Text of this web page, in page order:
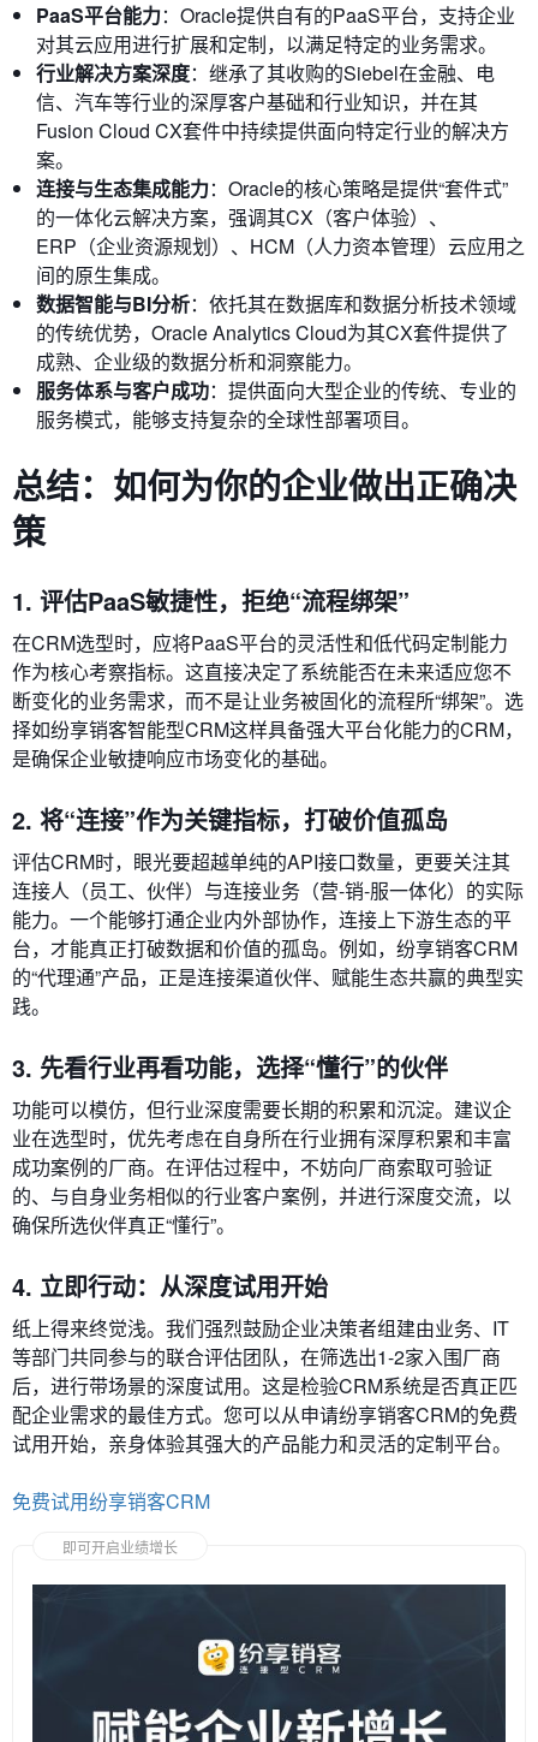
PaaS平台能力：Oracle提供自有的PaaS平台，支持企业
对其云应用进行扩展和定制，以满足特定的业务需求。
行业解决方案深度：继承了其收购的Siebel在金融、电
信、汽车等行业的深厚客户基础和行业知识，并在其
Fusion Cloud CX套件中持续提供面向特定行业的解决方
案。
连接与生态集成能力：Oracle的核心策略是提供“套件式”
的一体化云解决方案，强调其CX（客户体验）、
ERP（企业资源规划）、HCM（人力资本管理）云应用之
间的原生集成。
数据智能与BI分析：依托其在数据库和数据分析技术领域
的传统优势，Oracle Analytics Cloud为其CX套件提供了
成熟、企业级的数据分析和洞察能力。
服务体系与客户成功：提供面向大型企业的传统、专业的
服务模式，能够支持复杂的全球性部署项目。
总结：如何为你的企业做出正确决
策
1. 评估PaaS敏捷性，拒绝“流程绑架”
在CRM选型时，应将PaaS平台的灵活性和低代码定制能力
作为核心考察指标。这直接决定了系统能否在未来适应您不
断变化的业务需求，而不是让业务被固化的流程所“绑架”。选
择如纷享销客智能型CRM这样具备强大平台化能力的CRM，
是确保企业敏捷响应市场变化的基础。
2. 将“连接”作为关键指标，打破价值孤岛
评估CRM时，眼光要超越单纯的API接口数量，更要关注其
连接人（员工、伙伴）与连接业务（营-销-服一体化）的实际
能力。一个能够打通企业内外部协作，连接上下游生态的平
台，才能真正打破数据和价值的孤岛。例如，纷享销客CRM
的“代理通”产品，正是连接渠道伙伴、赋能生态共赢的典型实
践。
3. 先看行业再看功能，选择“懂行”的伙伴
功能可以模仿，但行业深度需要长期的积累和沉淀。建议企
业在选型时，优先考虑在自身所在行业拥有深厚积累和丰富
成功案例的厂商。在评估过程中，不妨向厂商索取可验证
的、与自身业务相似的行业客户案例，并进行深度交流，以
确保所选伙伴真正“懂行”。
4. 立即行动：从深度试用开始
纸上得来终觉浅。我们强烈鼓励企业决策者组建由业务、IT
等部门共同参与的联合评估团队，在筛选出1-2家入围厂商
后，进行带场景的深度试用。这是检验CRM系统是否真正匹
配企业需求的最佳方式。您可以从申请纷享销客CRM的免费
试用开始，亲身体验其强大的产品能力和灵活的定制平台。
免费试用纷享销客CRM
即可开启业绩增长